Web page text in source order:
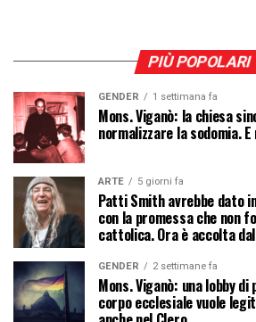
PIÙ POPOLARI
GENDER 1 settimana fa
Mons. Viganò: la chiesa
normalizzare la sodomia.
ARTE 5 giorni fa
Patti Smith avrebbe dato
con la promessa che non
cattolica. Ora è accolta
GENDER 2 settimane fa
Mons. Viganò: una lobby
corpo ecclesiale vuole